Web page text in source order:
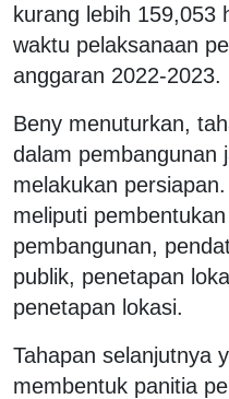
kurang lebih 159,053
waktu pelaksanaan
anggaran 2022-2023.
Beny menuturkan,
dalam pembangunan
melakukan
meliputi
pembangunan,
publik, penetapan
penetapan lokasi.
Tahapan selanjutnya
membentuk panitia